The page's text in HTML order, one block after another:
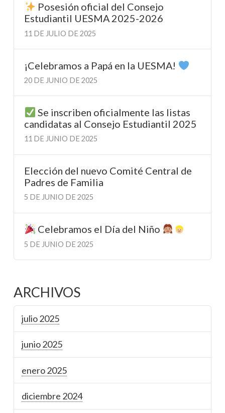
Posesión oficial del Consejo
Estudiantil UESMA 2025-2026
11 DE JULIO DE 2025
¡Celebramos a Papá en la UESMA!
20 DE JUNIO DE 2025
Se inscriben oficialmente las listas
candidatas al Consejo Estudiantil 2025
11 DE JUNIO DE 2025
Elección del nuevo Comité Central de
Padres de Familia
5 DE JUNIO DE 2025
Celebramos el Día del Niño
5 DE JUNIO DE 2025
ARCHIVOS
julio 2025
junio 2025
enero 2025
diciembre 2024